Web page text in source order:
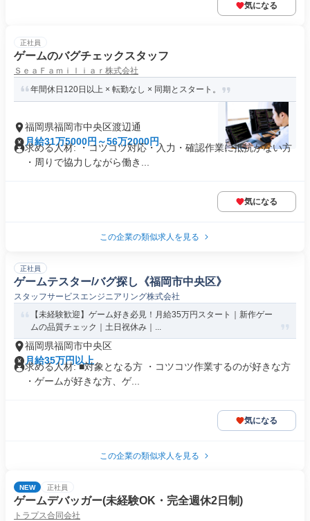
気になる
正社員
ゲームのバグチェックスタッフ
ＳｅａＦａｍｉｌｉａｒ株式会社
年間休日120日以上 × 転勤なし × 同期とスタート。
福岡県福岡市中央区渡辺通
月給31万5000円～56万2000円
求める人材: ・コツコツ対応・入力・確認作業に抵抗がない方
・周りで協力しながら働き...
気になる
この企業の類似求人を見る
正社員
ゲームテスター/バグ探し《福岡市中央区》
スタッフサービスエンジニアリング株式会社
【未経験歓迎】ゲーム好き必見！月給35万円スタート｜新作ゲー
ムの品質チェック｜土日祝休み｜...
福岡県福岡市中央区
月給35万円以上
求める人材: ■対象となる方 ・コツコツ作業するのが好きな方
・ゲームが好きな方、ゲ...
気になる
この企業の類似求人を見る
NEW 正社員
ゲームデバッガー(未経験OK・完全週休2日制)
トラプス合同会社